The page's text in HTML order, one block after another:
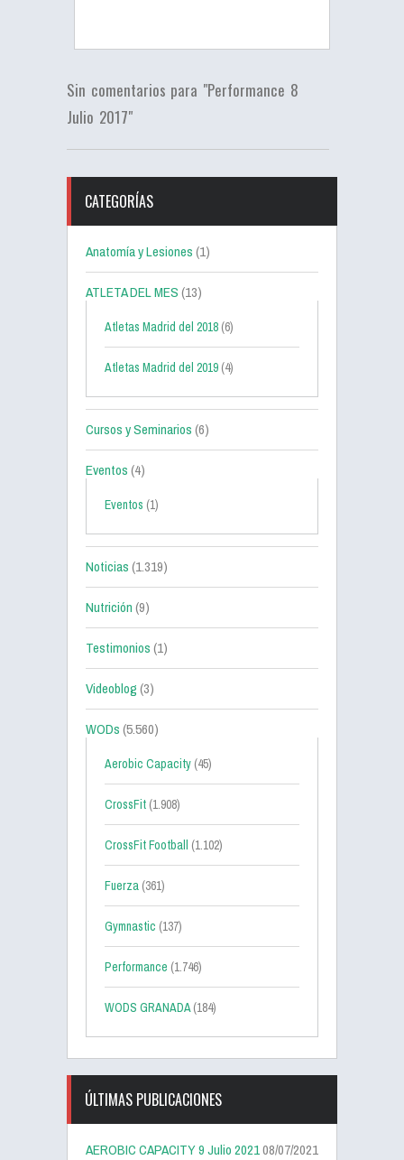
Sin comentarios para "Performance 8
Julio 2017"
CATEGORÍAS
Anatomía y Lesiones(1)
ATLETA DEL MES(13)
Atletas Madrid del 2018 (6)
Atletas Madrid del 2019 (4)
Cursos y Seminarios(6)
Eventos(4)
Eventos (1)
Noticias(1.319)
Nutrición(9)
Testimonios(1)
Videoblog(3)
WODs(5.560)
Aerobic Capacity (45)
CrossFit (1.908)
CrossFit Football (1.102)
Fuerza (361)
Gymnastic (137)
Performance (1.746)
WODS GRANADA(184)
ÚLTIMAS PUBLICACIONES
AEROBIC CAPACITY 9 Julio 202108/07/2021